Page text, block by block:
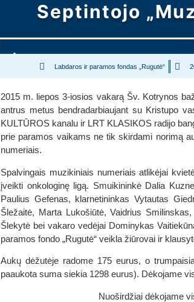
Septintojo
Labdaros ir paramos fondas „Rugutė“
2015 m. liepos 3-iosios vakarą Šv. Kotrynos
antrus metus bendradarbiaujant su Kristupo
KULTŪROS kanalu ir LRT KLASIKOS radijo
prie paramos vaikams ne tik skirdami norimą
numeriais.
Spalvingais muzikiniais numeriais atlikėjai
įveikti onkologinę ligą. Smuikininkė Dalia
Paulius Gefenas, klarnetininkas Vytautas
Šležaitė, Marta Lukošiūtė, Vaidrius
Šlekytė bei vakaro vedėjai Dominykas
paramos fondo „Rugutė“ veikla žiūrovai ir
Aukų dėžutėje radome 175 eurus, o
paaukota suma siekia 1298 eurus). Dėkojame
Nuoširdžiai dėkojame